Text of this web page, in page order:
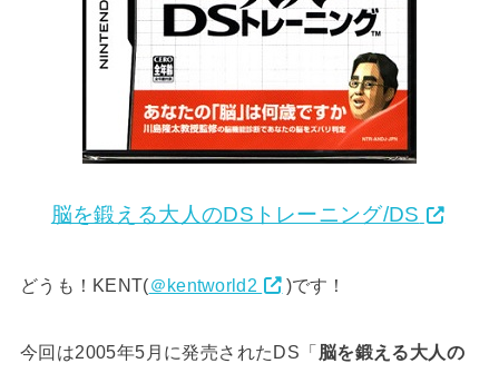
脳を鍛える大人のDSトレーニング/DS
どうも！KENT(＠kentworld2 )です！
今回は2005年5月に発売されたDS「脳を鍛える大人の